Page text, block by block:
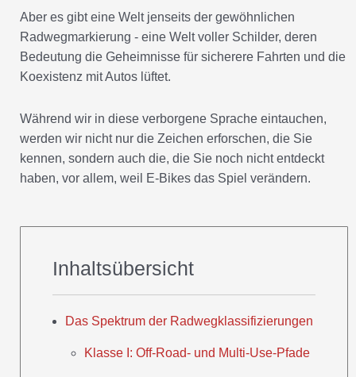
Aber es gibt eine Welt jenseits der gewöhnlichen
Radwegmarkierung - eine Welt voller Schilder, deren
Bedeutung die Geheimnisse für sicherere Fahrten und die
Koexistenz mit Autos lüftet.
Während wir in diese verborgene Sprache eintauchen,
werden wir nicht nur die Zeichen erforschen, die Sie
kennen, sondern auch die, die Sie noch nicht entdeckt
haben, vor allem, weil E-Bikes das Spiel verändern.
Inhaltsübersicht
Das Spektrum der Radwegklassifizierungen
Klasse I: Off-Road- und Multi-Use-Pfade